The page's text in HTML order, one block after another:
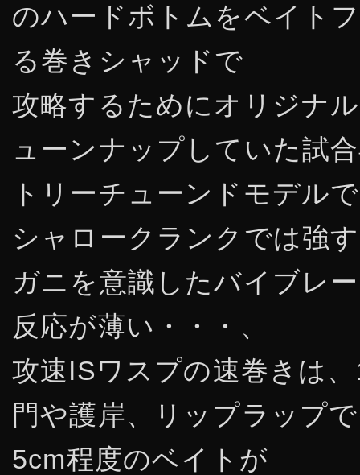
のハードボトムをベイト
る巻きシャッドで
攻略するためにオリジナ
ューンナップしていた試
トリーチューンドモデル
シャロークランクでは強
ガニを意識したバイブレ
反応が薄い・・・、
攻速ISワスプの速巻きは
門や護岸、リップラップ
5cm程度のベイトが